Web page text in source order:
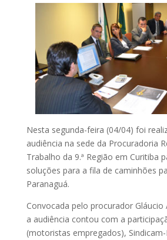
Nesta segunda-feira (04/04) foi
audiência na sede da Procuradoria
Trabalho da 9.ª Região em Curitiba
soluções para a fila de caminhões
Paranaguá.
Convocada pelo procurador Gláucio
a audiência contou com a
(motoristas empregados),